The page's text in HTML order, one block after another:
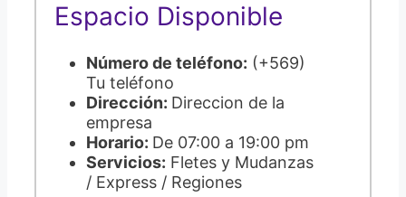
Espacio Disponible
Número de teléfono: (+569)
Tu teléfono
Dirección: Direccion de la
empresa
Horario: De 07:00 a 19:00 pm
Servicios: Fletes y Mudanzas
/ Express / Regiones